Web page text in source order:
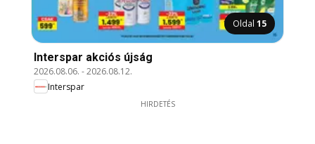
Oldal 15
Interspar akciós újság
2026.08.06. -2026.08.12.
Interspar
HIRDETÉS